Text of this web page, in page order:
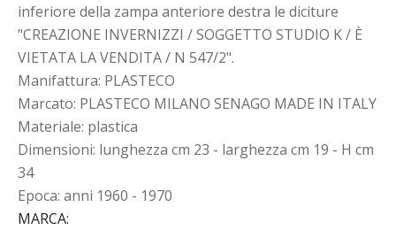
inferiore della zampa anteriore destra le diciture
"CREAZIONE INVERNIZZI / SOGGETTO STUDIO K / È
VIETATA LA VENDITA / N 547/2".
Manifattura: PLASTECO
Marcato: PLASTECO MILANO SENAGO MADE IN ITALY
Materiale: plastica
Dimensioni: lunghezza cm 23 - larghezza cm 19 - H cm
34
Epoca: anni 1960 - 1970
MARCA: